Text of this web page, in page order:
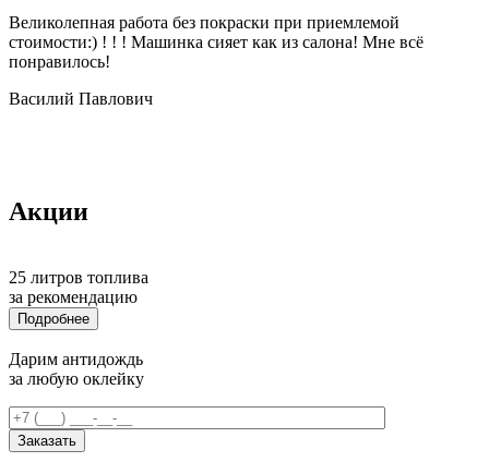
Великолепная работа без покраски при приемлемой
стоимости:) ! ! ! Машинка сияет как из салона! Мне всё
понравилось!
Василий Павлович
Акции
25 литров топлива
за рекомендацию
Подробнее
Дарим антидождь
за любую оклейку